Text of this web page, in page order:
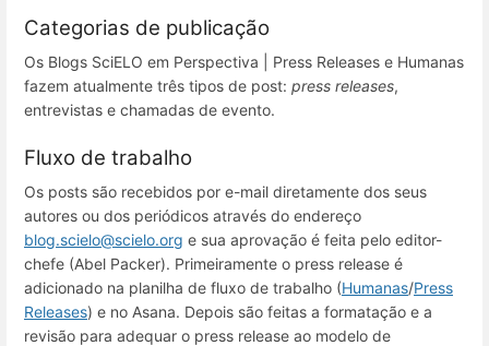
Categorias de publicação
Os Blogs SciELO em Perspectiva | Press Releases e Humanas
fazem atualmente três tipos de post: press releases,
entrevistas e chamadas de evento.
Fluxo de trabalho
Os posts são recebidos por e-mail diretamente dos seus
autores ou dos periódicos através do endereço
blog.scielo@scielo.org e sua aprovação é feita pelo editor-
chefe (Abel Packer). Primeiramente o press release é
adicionado na planilha de fluxo de trabalho (Humanas/Press
Releases) e no Asana. Depois são feitas a formatação e a
revisão para adequar o press release ao modelo de